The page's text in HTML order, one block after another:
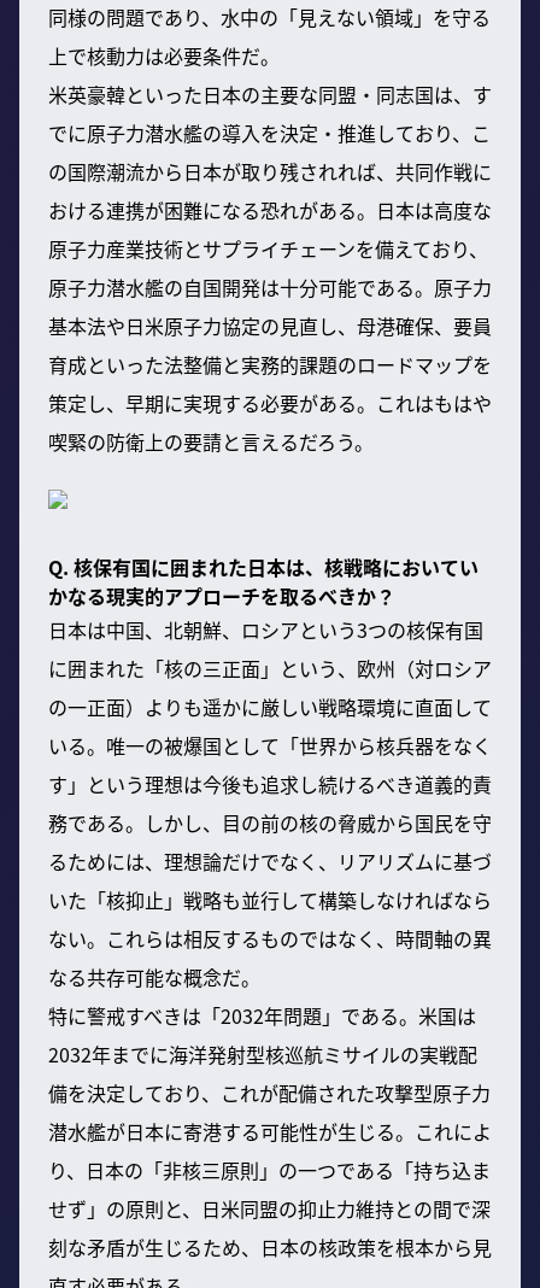
同様の問題であり、水中の「見えない領域」を守る
上で核動力は必要条件だ。
米英豪韓といった日本の主要な同盟・同志国は、す
でに原子力潜水艦の導入を決定・推進しており、こ
の国際潮流から日本が取り残されれば、共同作戦に
おける連携が困難になる恐れがある。日本は高度な
原子力産業技術とサプライチェーンを備えており、
原子力潜水艦の自国開発は十分可能である。原子力
基本法や日米原子力協定の見直し、母港確保、要員
育成といった法整備と実務的課題のロードマップを
策定し、早期に実現する必要がある。これはもはや
喫緊の防衛上の要請と言えるだろう。
Q. 核保有国に囲まれた日本は、核戦略においてい
かなる現実的アプローチを取るべきか？
日本は中国、北朝鮮、ロシアという3つの核保有国
に囲まれた「核の三正面」という、欧州（対ロシア
の一正面）よりも遥かに厳しい戦略環境に直面して
いる。唯一の被爆国として「世界から核兵器をなく
す」という理想は今後も追求し続けるべき道義的責
務である。しかし、目の前の核の脅威から国民を守
るためには、理想論だけでなく、リアリズムに基づ
いた「核抑止」戦略も並行して構築しなければなら
ない。これらは相反するものではなく、時間軸の異
なる共存可能な概念だ。
特に警戒すべきは「2032年問題」である。米国は
2032年までに海洋発射型核巡航ミサイルの実戦配
備を決定しており、これが配備された攻撃型原子力
潜水艦が日本に寄港する可能性が生じる。これによ
り、日本の「非核三原則」の一つである「持ち込ま
せず」の原則と、日米同盟の抑止力維持との間で深
刻な矛盾が生じるため、日本の核政策を根本から見